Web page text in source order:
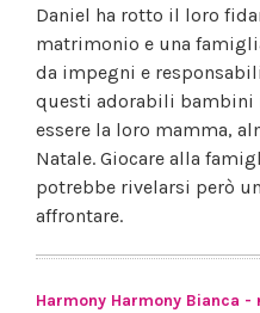
Daniel ha rotto il loro
matrimonio e una
da impegni e
questi adorabili bambini
essere la loro mamma,
Natale. Giocare alla
potrebbe rivelarsi però
affrontare.
Harmony Harmony Bianca -